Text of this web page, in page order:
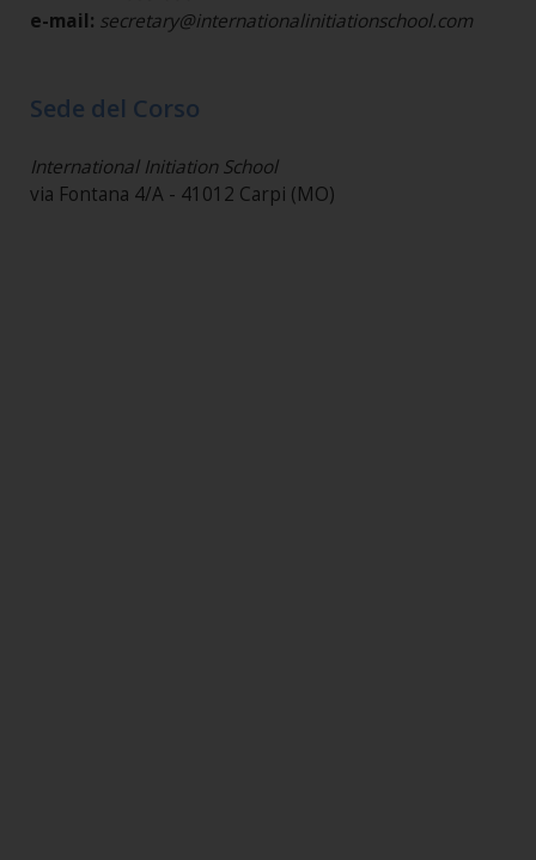
e-mail: secretary@internationalinitiationschool.com
Sede del Corso
International Initiation School
via Fontana 4/A - 41012 Carpi (MO)